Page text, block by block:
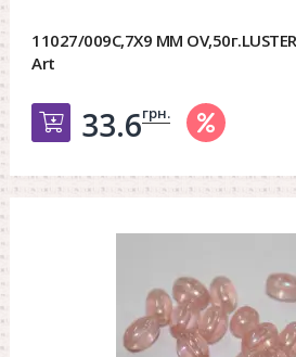
11027/009C,7X9 MM
Art
Добавить в корзину
33.6грн.